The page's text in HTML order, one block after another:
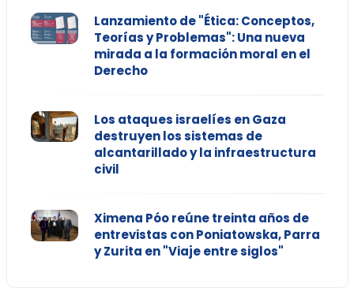
Lanzamiento de "Ética: Conceptos,
Teorías y Problemas": Una nueva
mirada a la formación moral en el
Derecho
Los ataques israelíes en Gaza
destruyen los sistemas de
alcantarillado y la infraestructura
civil
Ximena Póo reúne treinta años de
entrevistas con Poniatowska, Parra
y Zurita en "Viaje entre siglos"